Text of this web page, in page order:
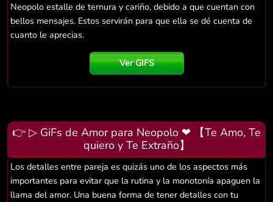
Neopolo estalle de ternura y cariño, debido a que cuentan con
bellos mensajes. Estos servirán para que ella se dé cuenta de
cuanto le aprecias.
Ver GIFS
👉 ▷ GiFs de Amor para Neopolo ❤ 【Te Amo, Te
quiero y Te Extraño】
Los detalles entre pareja es quizás uno de los aspectos más
importantes para evitar que la rutina y la monotonía apaguen la
llama del amor. Una buena forma de tener detalles con tu